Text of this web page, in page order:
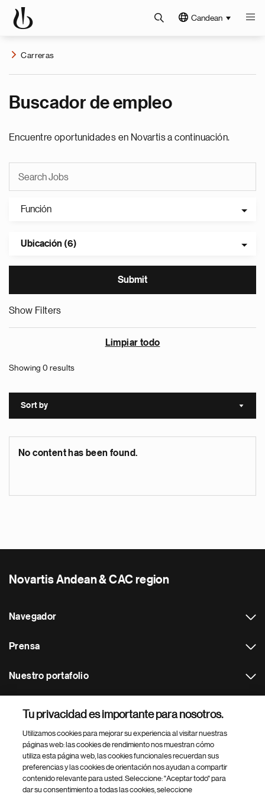
Candean
Carreras
Buscador de empleo
Encuentre oportunidades en Novartis a continuación.
Función
Ubicación (6)
Show Filters
Limpiar todo
Showing 0 results
Sort by Sort
No content has been found.
Novartis Andean & CAC region
Navegador
Prensa
Nuestro portafolio
Footer Site Search
Tu privacidad es importante para nosotros.
Utilizamos cookies para mejorar su experiencia al visitar nuestras
páginas web: las cookies de rendimiento nos muestran cómo
utiliza esta página web, las cookies funcionales recuerdan sus
preferencias y las cookies de orientación nos ayudan a compartir
contenido relevante para usted. Seleccione: "Aceptar todo" para
dar su consentimiento a todas las cookies, seleccione